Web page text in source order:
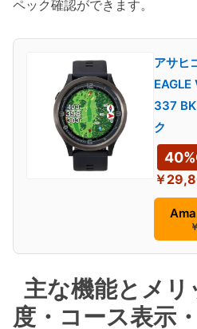
ペック確認ができます。
アサヒ
337
ク
￥
主な機能とメリ
度・コース表示